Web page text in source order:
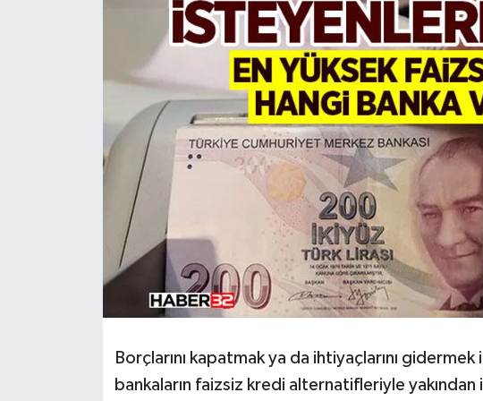
Borçlarını kapatmak ya da ihtiyaçlarını
bankaların faizsiz kredi alternatifleriyle
HABERDE İNSAN
KÜLTÜR SANAT
MAGAZİN
POLİTİKA
RESMİ İLANLAR